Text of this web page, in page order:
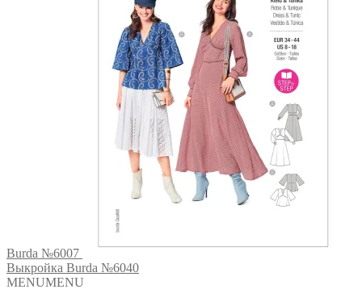
Burda №6007
Выкройка Burda №6040
MENUMENU